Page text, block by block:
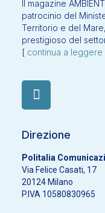
Il magazine
patrocinio del
Territorio e del
prestigioso del
[ continua a leggere
Direzione
Politalia
Via Felice Casati, 17
20124 Milano
P.IVA 10580830965